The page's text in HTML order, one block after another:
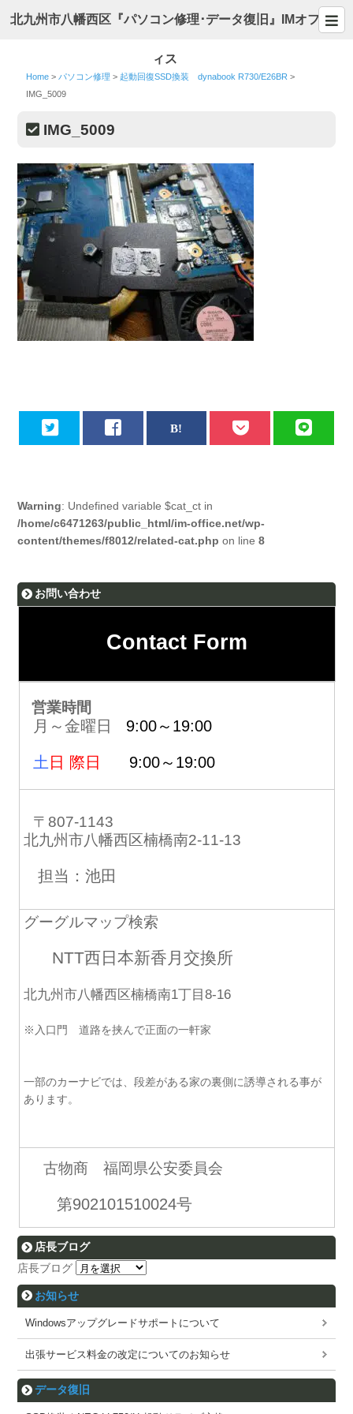
北九州市八幡西区『パソコン修理･データ復旧』IMオフ
ィス
Home > パソコン修理 >起動回復SSD換装 dynabook R730/E26BR >
IMG_5009
IMG_5009
Warning: Undefined variable $cat_ct in
/home/c6471263/public_html/im-office.net/wp-
content/themes/f8012/related-cat.php on line8
お問い合わせ
Contact Form
営業時間
月～金曜日 9:00～19:00
土 日 際日 9:00～19:00
〒807-1143
北九州市八幡西区楠橋南2-11-13
担当：池田
グーグルマップ検索
NTT西日本新香月交換所
北九州市八幡西区楠橋南1丁目8-16
※入口門 道路を挟んで正面の一軒家
一部のカーナビでは、段差がある家の裏側に誘導される事が
あります。
古物商 福岡県公安委員会
第902101510024号
店長ブログ
店長ブログ
お知らせ
Windowsアップグレードサポートについて
出張サービス料金の改定についてのお知らせ
データ復旧